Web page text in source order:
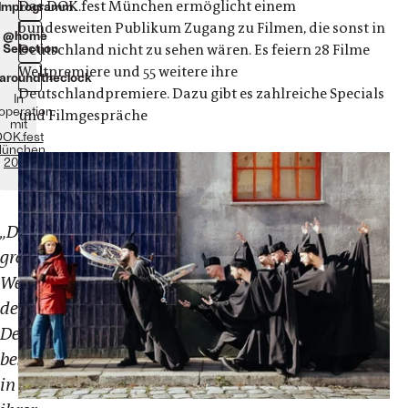
@home
Selection
In
mit
2024
„Der
große
Wert
der
Demokratie
besteht
in
Das DOK.fest München ermöglicht einem
bundesweiten Publikum Zugang zu Filmen, die sonst in
Deutschland nicht zu sehen wären. Es feiern 28 Filme
Weltpremiere und 55 weitere ihre
Deutschlandpremiere. Dazu gibt es zahlreiche Specials
und Filmgespräche